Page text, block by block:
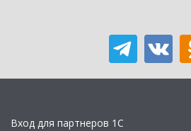
Вход для партнеров 1С